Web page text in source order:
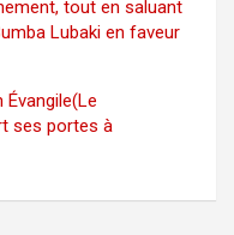
tout en saluant
Lubaki en faveur
Évangile(Le
ses portes à